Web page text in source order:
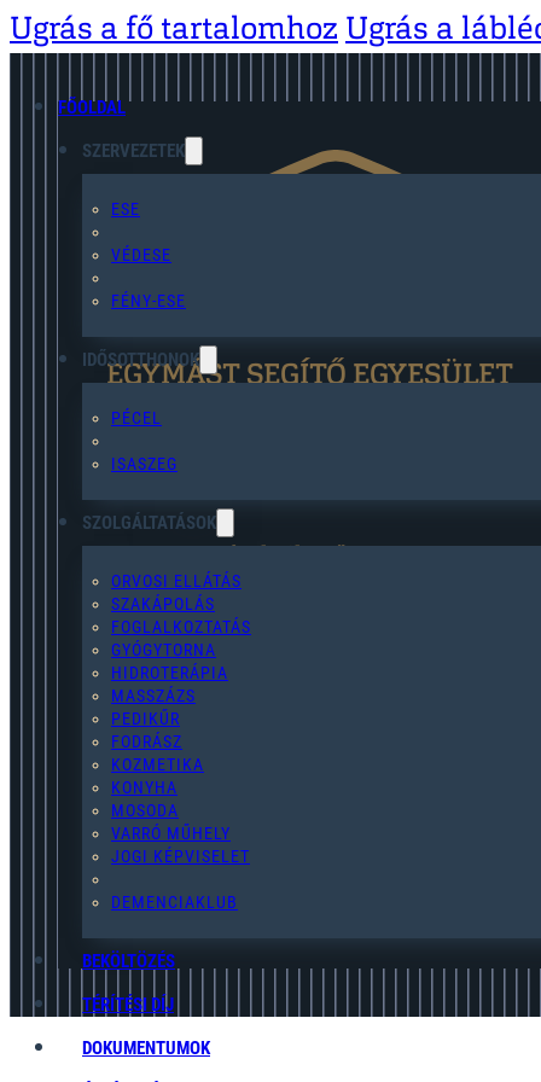
Ugrás a fő tartalomhoz Ugrás a
FŐOLDAL
SZERVEZETEK
ESE
VÉDESE
FÉNY-ESE
IDŐSOTTHONOK
PÉCEL
ISASZEG
SZOLGÁLTATÁSOK
ORVOSI ELLÁTÁS
SZAKÁPOLÁS
FOGLALKOZTATÁS
GYÓGYTORNA
HIDROTERÁPIA
MASSZÁZS
PEDIKŰR
FODRÁSZ
KOZMETIKA
KONYHA
MOSODA
VARRÓ MŰHELY
JOGI KÉPVISELET
DEMENCIAKLUB
BEKÖLTÖZÉS
TÉRÍTÉSI DÍJ
DOKUMENTUMOK
EGYMÁST SEGÍTŐ EGYESÜLET
pecel@egymast-segito.hu
(28) 454-076
ADATKEZELÉSI TÁJÉKOZTATÓ